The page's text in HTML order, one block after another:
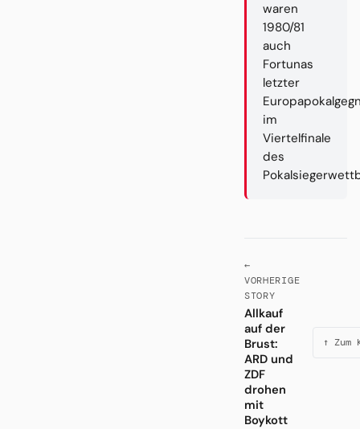
waren
1980/81
auch
Fortunas
letzter
im
Viertelfinale
des
←
VORHERIGE
STORY
Allkauf
auf der
Brust:
ARD und
ZDF
drohen
mit
Boykott
↑